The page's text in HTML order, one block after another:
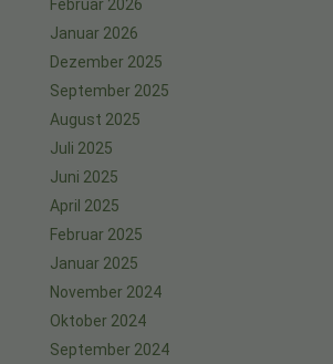
Februar 2026
Januar 2026
Dezember 2025
September 2025
August 2025
Juli 2025
Juni 2025
April 2025
Februar 2025
Januar 2025
November 2024
Oktober 2024
September 2024